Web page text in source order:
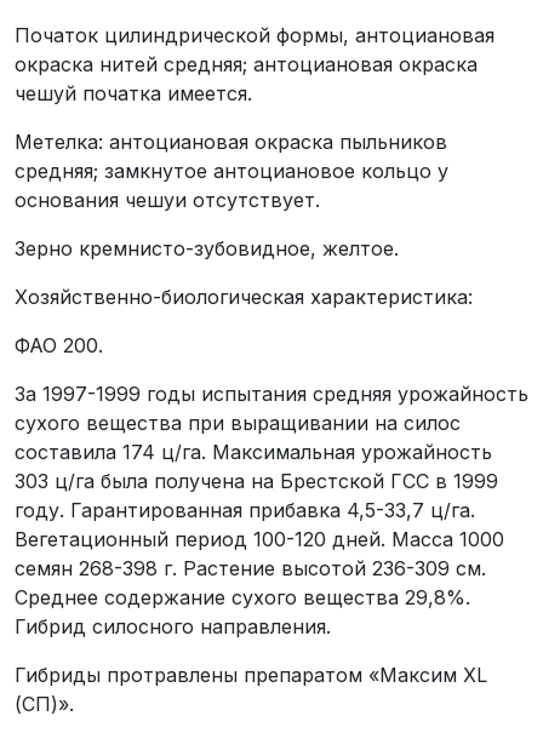
Початок цилиндрической формы, антоциановая
окраска нитей средняя; антоциановая окраска
чешуй початка имеется.
Метелка: антоциановая окраска пыльников
средняя; замкнутое антоциановое кольцо у
основания чешуи отсутствует.
Зерно кремнисто-зубовидное, желтое.
Хозяйственно-биологическая характеристика:
ФАО 200.
За 1997-1999 годы испытания средняя урожайность
сухого вещества при выращивании на силос
составила 174 ц/га. Максимальная урожайность
303 ц/га была получена на Брестской ГСС в 1999
году. Гарантированная прибавка 4,5-33,7 ц/га.
Вегетационный период 100-120 дней. Масса 1000
семян 268-398 г. Растение высотой 236-309 см.
Среднее содержание сухого вещества 29,8%.
Гибрид силосного направления.
Гибриды протравлены препаратом «Максим XL
(СП)».